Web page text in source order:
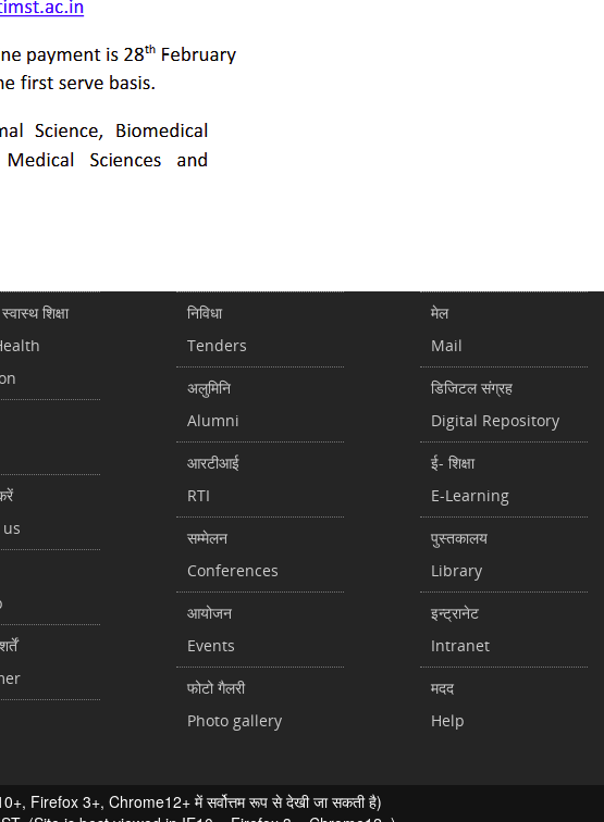
शिक्षा
निविधा
Tenders
अलुमिनि
Alumni
आरटीआई
RTI
सम्मेलन
Conferences
आयोजन
Events
फोटो गैलरी
Photo gallery
मेल
Mail
डिजिटल संग्रह
Digital Repository
ई- शिक्षा
E-Learning
पुस्तकालय
Library
इन्ट्रानेट
Intranet
मदद
Help
Firefox 3+, Chrome12+ में सर्वोत्तम रूप से देखी जा सकती है)